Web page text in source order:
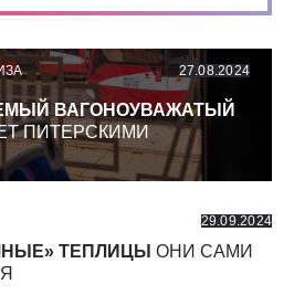
27.08.2024
ВАГОНОУВАЖАТЫЙ
ПИТЕРСКИМИ
29.09.2024
ТЕПЛИЦЫ ОНИ САМИ